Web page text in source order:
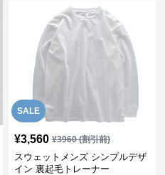
SALE
¥3,560 ¥3960(割引前)
スウェットメンズ シンプルデザ
イン 裏起毛トレーナー